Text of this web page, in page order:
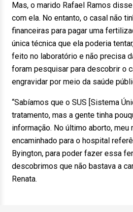
Mas, o marido Rafael Ramos
com ela. No entanto, o casal não
financeiras para pagar uma
única técnica que ela poderia
feito no laboratório e não precisa
foram pesquisar para descobrir o
engravidar por meio da saúde
“Sabíamos que o SUS [Sistema
tratamento, mas a gente tinha
informação. No último aborto, meu
encaminhado para o hospital
Byington, para poder fazer essa
descobrimos que não bastava a
Renata.